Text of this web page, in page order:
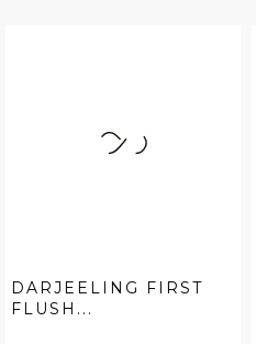
DARJEELING FIRST
FLUSH...